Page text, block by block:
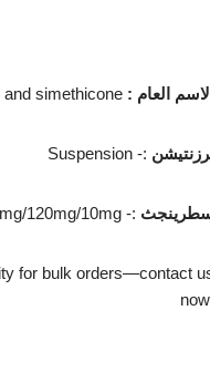
simethicone : العام
Suspension -:
120mg/10mg -:
for bulk orders—contact